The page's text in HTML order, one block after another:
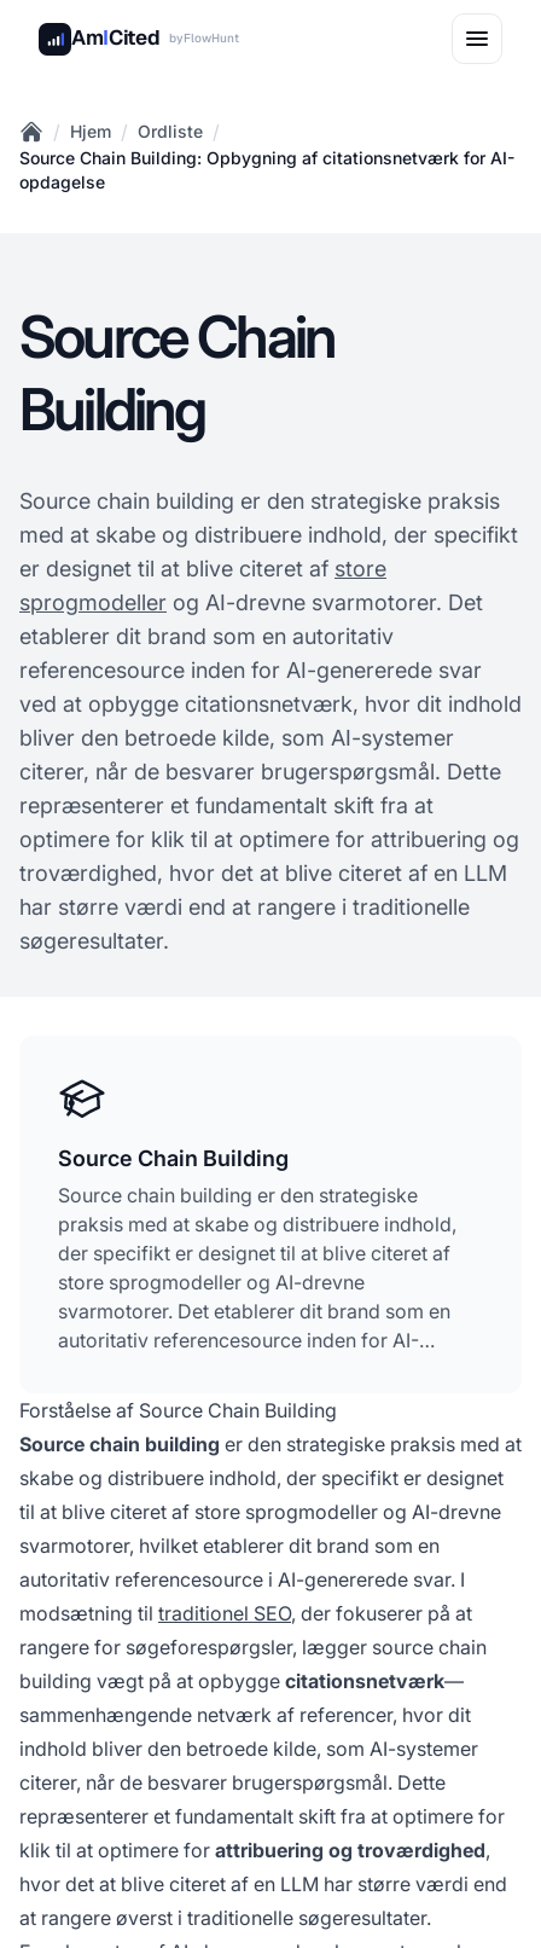
AmICited byFlowHunt
Home
/ Hjem / Ordliste /
Source Chain Building: Opbygning af citationsnetværk for AI-
opdagelse
Source Chain
Building
Source chain building er den strategiske praksis
med at skabe og distribuere indhold, der specifikt
er designet til at blive citeret af store
sprogmodeller og AI-drevne svarmotorer. Det
etablerer dit brand som en autoritativ
referencesource inden for AI-genererede svar
ved at opbygge citationsnetværk, hvor dit indhold
bliver den betroede kilde, som AI-systemer
citerer, når de besvarer brugerspørgsmål. Dette
repræsenterer et fundamentalt skift fra at
optimere for klik til at optimere for attribuering og
troværdighed, hvor det at blive citeret af en LLM
har større værdi end at rangere i traditionelle
søgeresultater.
Source Chain Building
Source chain building er den strategiske
praksis med at skabe og distribuere indhold,
der specifikt er designet til at blive citeret af
store sprogmodeller og AI-drevne
svarmotorer. Det etablerer dit brand som en
autoritativ referencesource inden for AI-
citationsnetværk, hvor dit indhold bliver den
betroede kilde, som AI-systemer citerer, når de
besvarer brugerspørgsmål. Dette
repræsenterer et fundamentalt skift fra at
optimere for klik til at optimere for attribuering
og troværdighed, hvor det at blive citeret af en
LLM har større værdi end at rangere i
traditionelle søgeresultater.
Forståelse af Source Chain Building
Source chain building er den strategiske praksis med at
skabe og distribuere indhold, der specifikt er designet
til at blive citeret af store sprogmodeller og AI-drevne
svarmotorer, hvilket etablerer dit brand som en
autoritativ referencesource i AI-genererede svar. I
modsætning til traditionel SEO, der fokuserer på at
rangere for søgeforespørgsler, lægger source chain
building vægt på at opbygge citationsnetværk—
sammenhængende netværk af referencer, hvor dit
indhold bliver den betroede kilde, som AI-systemer
citerer, når de besvarer brugerspørgsmål. Dette
repræsenterer et fundamentalt skift fra at optimere for
klik til at optimere for attribuering og troværdighed,
hvor det at blive citeret af en LLM har større værdi end
at rangere øverst i traditionelle søgeresultater.